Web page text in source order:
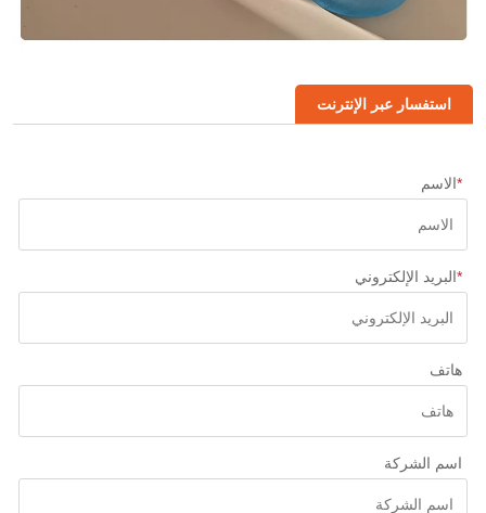
استفسار عبر الإنترنت
*الاسم
*البريد الإلكتروني
هاتف
اسم الشركة